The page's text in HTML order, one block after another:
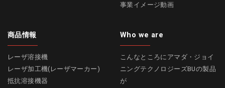
事業イメージ動画
商品情報
レーザ溶接機
レーザ加工機(レーザマーカー)
抵抗溶接機器
Who we are
こんなところにアマダ・ジョイ
ニングテクノロジーズBUの製品
が